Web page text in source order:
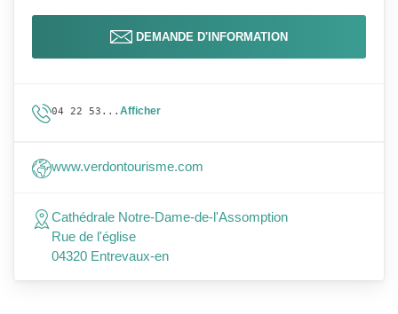
DEMANDE D'INFORMATION
04 22 53... Afficher
www.verdontourisme.com
Cathédrale Notre-Dame-de-l'Assomption
Rue de l'église
04320 Entrevaux-en